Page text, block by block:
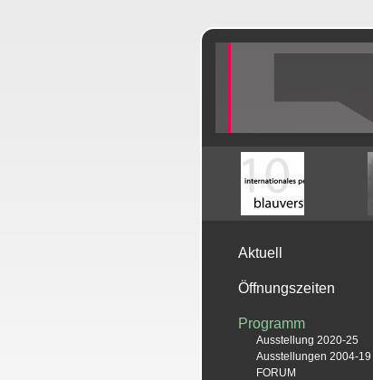
Aktuell
Öffnungszeiten
Programm
Ausstellung 2020-25
Ausstellungen 2004-19
FORUM